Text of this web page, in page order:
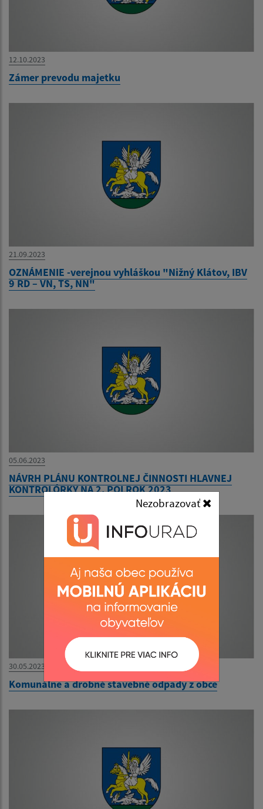
Nezobrazovať
12.10.2023
Zámer prevodu majetku
21.09.2023
OZNÁMENIE -verejnou vyhláškou "Nižný Klátov, IBV
9 RD – VN, TS, NN"
05.06.2023
NÁVRH PLÁNU KONTROLNEJ ČINNOSTI HLAVNEJ
KONTROLÓRKY NA 2. POLROK 2023
30.05.2023
Komunálne a drobné stavebné odpady z obce